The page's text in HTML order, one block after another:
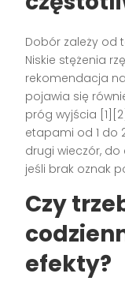
Dobór zależy od
Niskie stężenia
rekomendacja
pojawia się
próg wyjścia
etapami od 1 do
drugi wieczór,
jeśli brak oznak
Czy
efekty?